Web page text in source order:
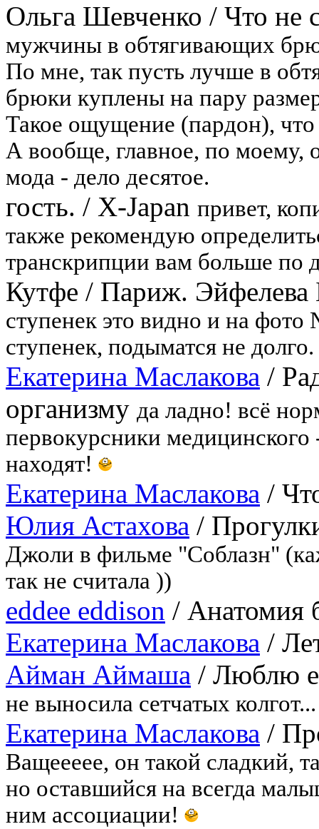
Ольга Шевченко / Что не
мужчины в обтягивающих
По мне, так пусть лучше в
брюки куплены на пару
Такое ощущение (пардон), что
А вообще, главное, по моему,
мода - дело десятое.
гость. / X-Japan привет,
также рекомендую
транскрипции вам больше по
Кутфе / Париж. Эйфелева
ступенек это видно и на
ступенек, подыматся не долго.
Екатерина Маслакова /
организму да ладно! всё
первокурсники медицинского
находят!
Екатерина Маслакова /
Юлия Астахова /
Джоли в фильме "Соблазн"
так не считала ))
eddee eddison / Анатомия
Екатерина Маслакова /
Айман Аймаша / Люблю
не выносила сетчатых колгот...
Екатерина Маслакова /
Ващеееее, он такой сладкий,
но оставшийся на всегда
ним ассоциации!